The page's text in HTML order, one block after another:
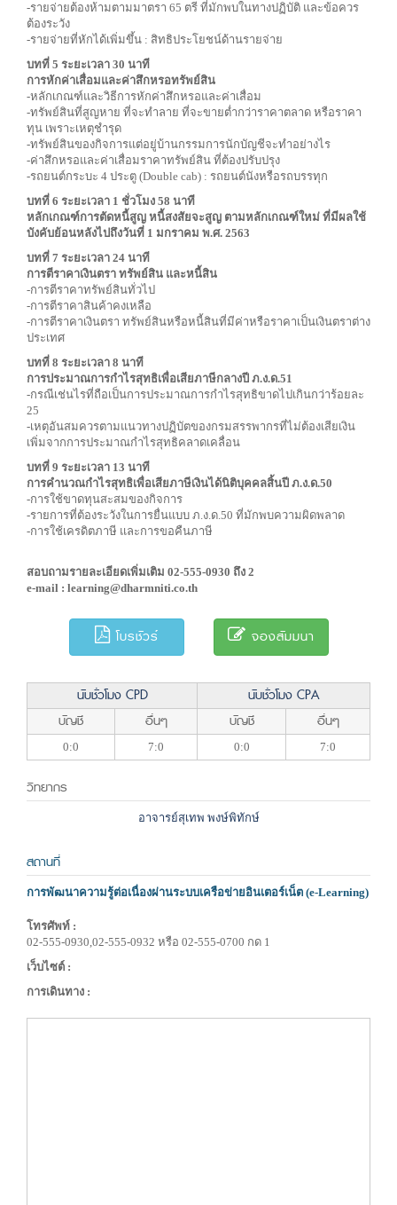
-รายจ่ายต้องห้ามตามมาตรา 65 ตรี ที่มักพบในทางปฏิบัติ และข้อควร
ต้องระวัง
-รายจ่ายที่หักได้เพิ่มขึ้น : สิทธิประโยชน์ด้านรายจ่าย
บทที่ 5 ระยะเวลา 30 นาที
การหักค่าเสื่อมและค่าสึกหรอทรัพย์สิน
-หลักเกณฑ์และวิธีการหักค่าสึกหรอและค่าเสื่อม
-ทรัพย์สินที่สูญหาย ที่จะทำลาย ที่จะขายต่ำกว่าราคาตลาด หรือราคา
ทุน เพราะเหตุชำรุด
-ทรัพย์สินของกิจการแต่อยู่บ้านกรรมการนักบัญชีจะทำอย่างไร
-ค่าสึกหรอและค่าเสื่อมราคาทรัพย์สิน ที่ต้องปรับปรุง
-รถยนต์กระบะ 4 ประตู (Double cab) : รถยนต์นังหรือรถบรรทุก
บทที่ 6 ระยะเวลา 1 ชั่วโมง 58 นาที
หลักเกณฑ์การตัดหนี้สูญ หนี้สงสัยจะสูญ ตามหลักเกณฑ์ใหม่ ที่มีผลใช้
บังคับย้อนหลังไปถึงวันที่ 1 มกราคม พ.ศ. 2563
บทที่ 7 ระยะเวลา 24 นาที
การตีราคาเงินตรา ทรัพย์สิน และหนี้สิน
-การตีราคาทรัพย์สินทั่วไป
-การตีราคาสินค้าคงเหลือ
-การตีราคาเงินตรา ทรัพย์สินหรือหนี้สินที่มีค่าหรือราคาเป็นเงินตราต่าง
ประเทศ
บทที่ 8 ระยะเวลา 8 นาที
การประมาณการกำไรสุทธิเพื่อเสียภาษีกลางปี ภ.ง.ด.51
-กรณีเช่นไรที่ถือเป็นการประมาณการกำไรสุทธิขาดไปเกินกว่าร้อยละ
25
-เหตุอันสมควรตามแนวทางปฏิบัตของกรมสรรพากรที่ไม่ต้องเสียเงิน
เพิ่มจากการประมาณกำไรสุทธิคลาดเคลื่อน
บทที่ 9 ระยะเวลา 13 นาที
การคำนวณกำไรสุทธิเพื่อเสียภาษีเงินได้นิติบุคคลสิ้นปี ภ.ง.ด.50
-การใช้ขาดทุนสะสมของกิจการ
-รายการที่ต้องระวังในการยื่นแบบ ภ.ง.ด.50 ที่มักพบความผิดพลาด
-การใช้เครดิตภาษี และการขอคืนภาษี
สอบถามรายละเอียดเพิ่มเติม 02-555-0930 ถึง 2
e-mail : learning@dharmniti.co.th
โบรชัวร์ จองสัมมนา
นับชั่วโมง CPD
นับชั่วโมง CPA
บัญชี
อื่นๆ บัญชี อื่นๆ
0:0 7:0 0:0 7:0
วิทยากร
อาจารย์สุเทพ พงษ์พิทักษ์
สถานที่
การพัฒนาความรู้ต่อเนื่องผ่านระบบเครือข่ายอินเตอร์เน็ต (e-Learning)
โทรศัพท์ :
02-555-0930,02-555-0932 หรือ 02-555-0700 กด 1
เว็บไซต์ :
การเดินทาง :